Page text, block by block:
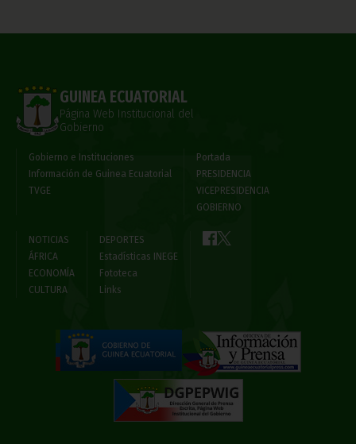
GUINEA ECUATORIAL
Página Web Institucional del
Gobierno
Gobierno e Instituciones
Información de Guinea Ecuatorial
TVGE
Portada
PRESIDENCIA
VICEPRESIDENCIA
GOBIERNO
NOTICIAS
ÁFRICA
ECONOMÍA
CULTURA
DEPORTES
Estadísticas INEGE
Fototeca
Links